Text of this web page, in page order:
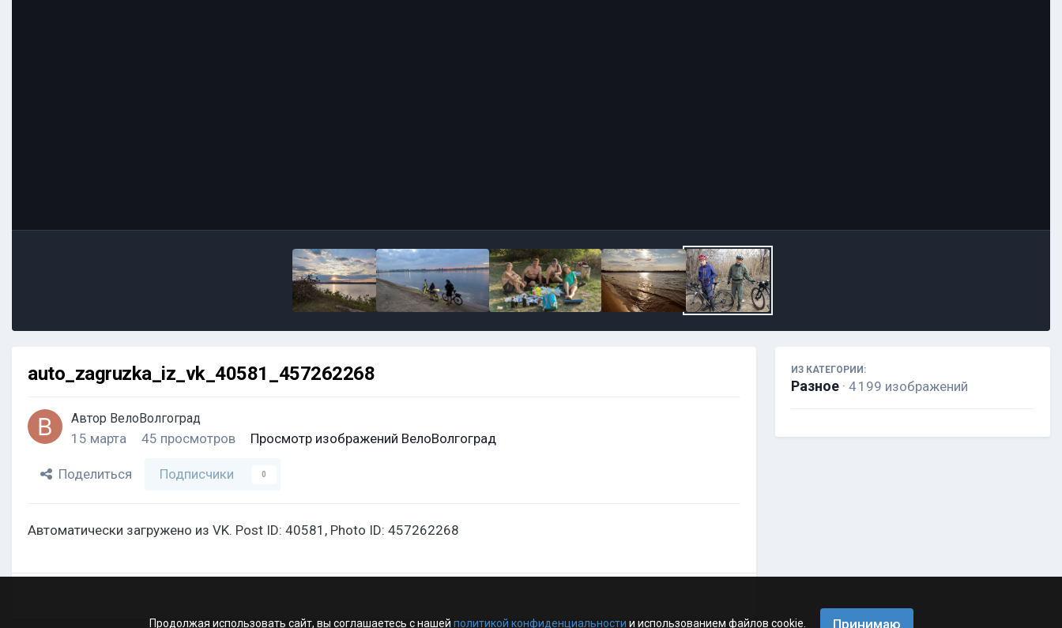
auto_zagruzka_iz_vk_40581_457262268
Автор ВелоВолгоград
15 марта 45 просмотров Просмотр изображений ВелоВолгоград
Поделиться Подписчики 0
Автоматически загружено из VK. Post ID: 40581, Photo ID: 457262268
ИЗ КАТЕГОРИИ:
Разное · 4 199 изображений
Продолжая использовать сайт, вы соглашаетесь с нашей политикой конфиденциальности и использованием файлов cookie. Принимаю